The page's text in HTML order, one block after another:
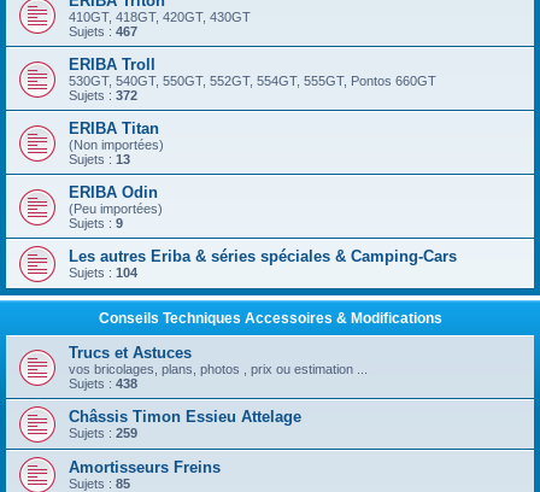
410GT, 418GT, 420GT, 430GT
Sujets : 467
ERIBA Troll
530GT, 540GT, 550GT, 552GT, 554GT, 555GT, Pontos 660GT
Sujets : 372
ERIBA Titan
(Non importées)
Sujets : 13
ERIBA Odin
(Peu importées)
Sujets : 9
Les autres Eriba & séries spéciales & Camping-Cars
Sujets : 104
Conseils Techniques Accessoires & Modifications
Trucs et Astuces
vos bricolages, plans, photos , prix ou estimation ...
Sujets : 438
Châssis Timon Essieu Attelage
Sujets : 259
Amortisseurs Freins
Sujets : 85